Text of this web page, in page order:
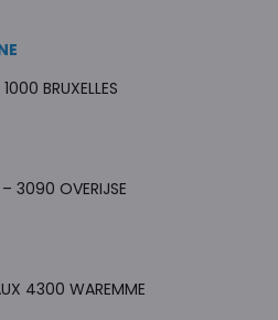
BRUXELLES
– 3090 OVERIJSE
4300 WAREMME